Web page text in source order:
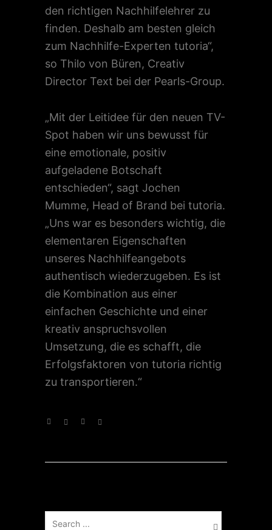
den richtigen Nachhilfelehrer zu
finden. Deshalb am besten gleich
zum Nachhilfe-Experten tutoria“,
so Thilo von Büren, Creativ
Director Text bei der Pearls-Group.
„Mit der Leitidee für den neuen TV-
Spot haben wir uns bewusst für
eine emotionale, positiv
aufgeladene Botschaft
entschieden“, sagt Jochen
Mumme, Head of Brand bei tutoria.
„Uns war es besonders wichtig, die
elementaren Eigenschaften
unseres Nachhilfeangebots
authentisch wiederzugeben. Es ist
die Kombination aus einer
einfachen Geschichte und einer
kreativ anspruchsvollen
Umsetzung, die es schafft, die
Erfolgsfaktoren von tutoria richtig
zu transportieren.“